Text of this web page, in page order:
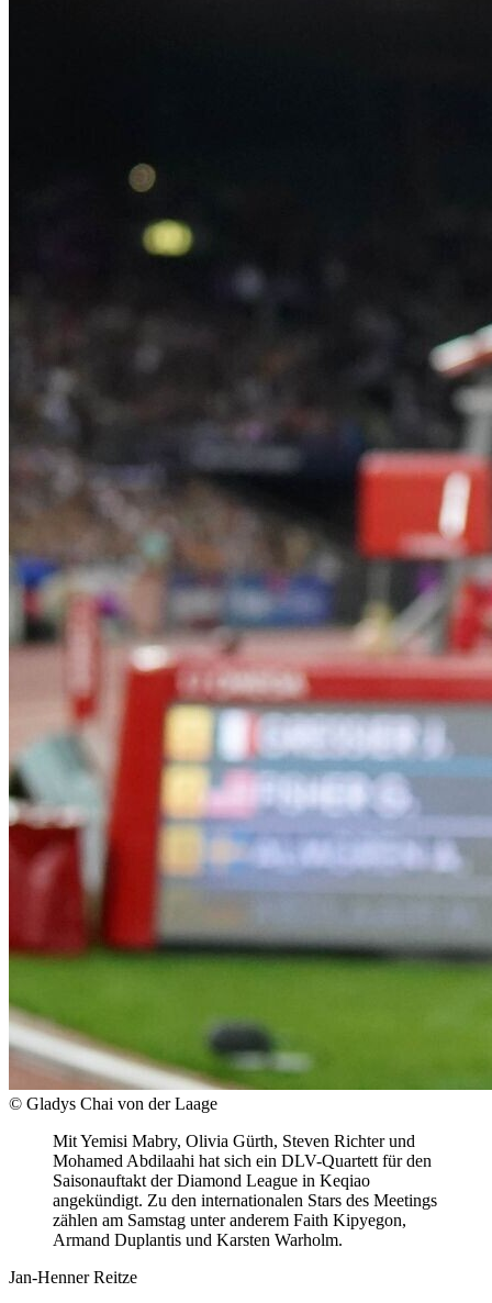
© Gladys Chai von der Laage
Mit Yemisi Mabry, Olivia Gürth, Steven Richter und
Mohamed Abdilaahi hat sich ein DLV-Quartett für den
Saisonauftakt der Diamond League in Keqiao
angekündigt. Zu den internationalen Stars des Meetings
zählen am Samstag unter anderem Faith Kipyegon,
Armand Duplantis und Karsten Warholm.
Jan-Henner Reitze